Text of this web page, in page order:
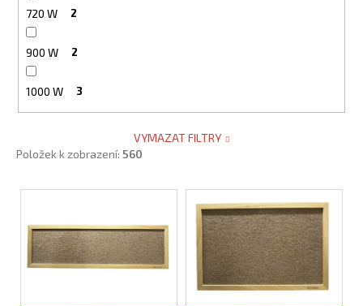
720 W 2
900 W 2
1000 W 3
VYMAZAT FILTRY
Položek k zobrazení: 560
V